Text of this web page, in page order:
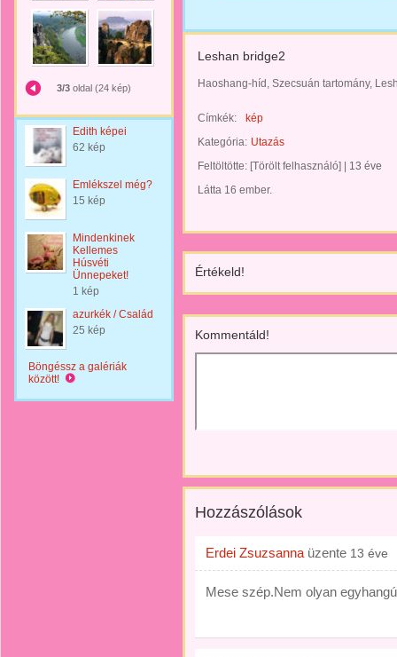
3/3 oldal (24 kép)
Edith képei
62 kép
Emlékszel még?
15 kép
Mindenkinek
Kellemes
Húsvéti
Ünnepeket!
1 kép
azurkék / Család
25 kép
Böngéssz a galériák
között!
Leshan bridge2
Haoshang-híd, Szecsuán tartomány,
Címkék:
kép
Kategória: Utazás
Feltöltötte: [Törölt felhasználó]
13 éve
Látta 16 ember.
Értékeld!
Kommentáld!
Hozzászólások
Erdei Zsuzsanna üzente 13 éve
Mese szép.Nem olyan